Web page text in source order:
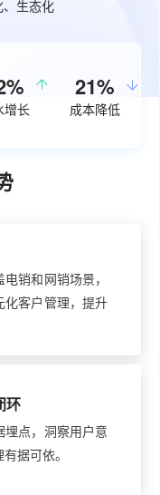
生态化
增长
26%
成本降低
销和网销场景，
化客户管理，提升
环
点，洞察用户意
据可依。